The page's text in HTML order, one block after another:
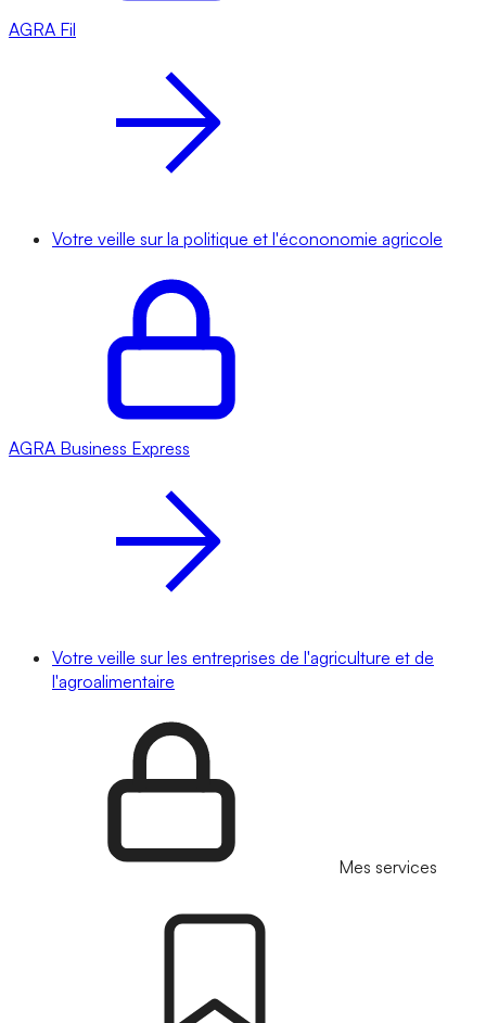
AGRA Fil
Votre veille sur la politique et l'écononomie agricole
AGRA Business Express
Votre veille sur les entreprises de l'agriculture et de
l'agroalimentaire
Mes services